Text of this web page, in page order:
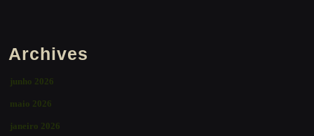
Archives
junho 2026
maio 2026
janeiro 2026